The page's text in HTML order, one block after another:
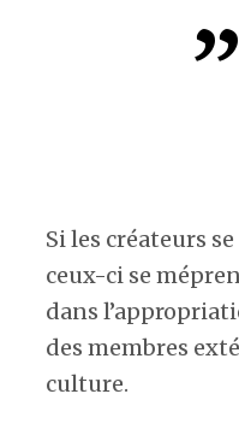
Si les créateurs
ceux-ci se
dans
des membres
culture.